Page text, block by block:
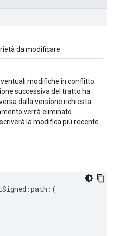
da modificare
modifiche in conflitto.
successiva del tratto ha
dalla versione richiesta
verrà eliminato.
la modifica più recente